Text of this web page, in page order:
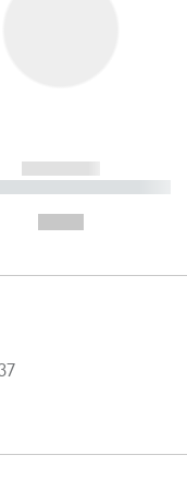
------------
----------- ----------